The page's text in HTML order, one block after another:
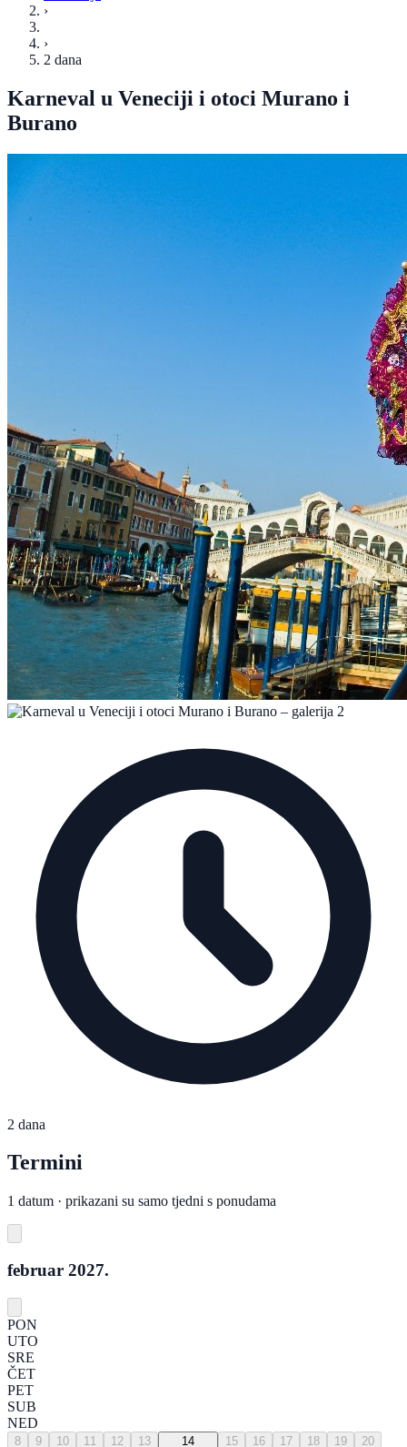
›
›
2 dana
Karneval u Veneciji i otoci Murano i
Burano
2 dana
Termini
1 datum · prikazani su samo tjedni s ponudama
februar 2027.
PON
UTO
SRE
ČET
PET
SUB
NED
8 9 10 11 12 13 14 15 16 17 18 19 20